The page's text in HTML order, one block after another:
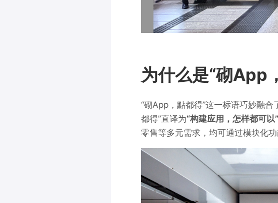
为什么是“砌App
“砌App，點都得”这一标语巧妙融
都得”直译为“构建应用，怎样都可以”
零售等多元需求，均可通过模块化功